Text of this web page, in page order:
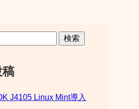
検索
J4105 Linux Mint導入